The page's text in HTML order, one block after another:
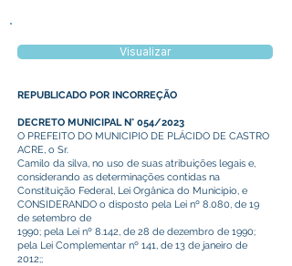
Visualizar
REPUBLICADO POR INCORREÇÃO
DECRETO MUNICIPAL N° 054/2023
O PREFEITO DO MUNICIPIO DE PLÁCIDO DE CASTRO
ACRE, o Sr.
Camilo da silva, no uso de suas atribuições legais e,
considerando as determinações contidas na
Constituição Federal, Lei Orgânica do Município, e
CONSIDERANDO o disposto pela Lei nº 8.080, de 19
de setembro de
1990; pela Lei nº 8.142, de 28 de dezembro de 1990;
pela Lei Complementar nº 141, de 13 de janeiro de
2012;;